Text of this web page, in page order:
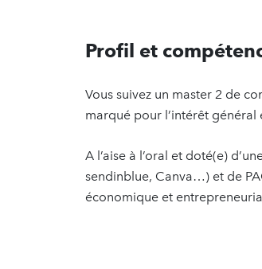
Profil et
Vous suivez un master 2 de
marqué pour l’intérêt général
A l’aise à l’oral et doté(e)
sendinblue, Canva…) et de
économique et